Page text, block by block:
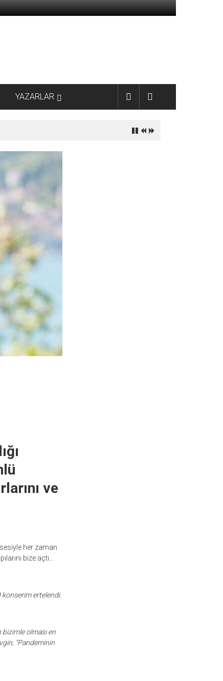
YAZARLAR
ve
her zaman
bize açtı…
konserim ertelendi.
olması en
“Pandeminin